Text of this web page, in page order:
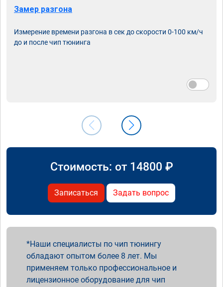
Замер разгона
Измерение времени разгона в сек до скорости 0-100 км/ч
до и после чип тюнинга
Стоимость: от 14800 ₽
Записаться Задать вопрос
Наши специалисты по чип тюнингу
обладают опытом более 8 лет. Мы
применяем только профессиональное и
лицензионное оборудование для чип